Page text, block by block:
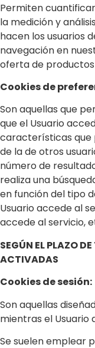
Permiten
la medición y
hacen los usuarios
navegación en
oferta de
Cookies de
Son aquellas que
que el Usuario
características que
de la de otros
número de
realiza una
en función del tipo
Usuario accede al
accede al servicio,
SEGÚN EL PLAZO
ACTIVADAS
Cookies de sesión:
Son aquellas
mientras el Usuario
Se suelen emplear